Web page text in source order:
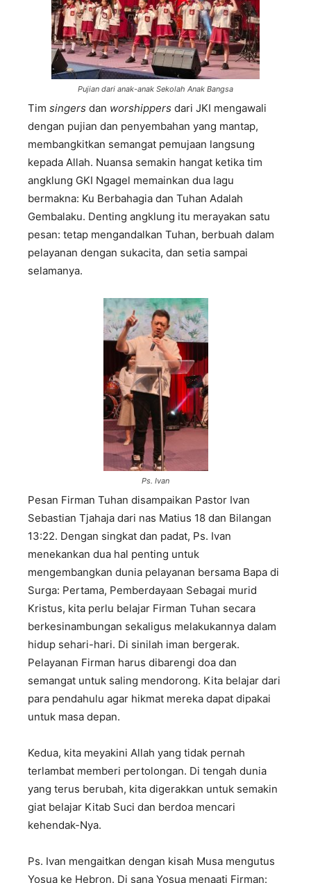
Pujian dari anak-anak Sekolah Anak Bangsa
Tim singers dan worshippers dari JKI mengawali
dengan pujian dan penyembahan yang mantap,
membangkitkan semangat pemujaan langsung
kepada Allah. Nuansa semakin hangat ketika tim
angklung GKI Ngagel memainkan dua lagu
bermakna: Ku Berbahagia dan Tuhan Adalah
Gembalaku. Denting angklung itu merayakan satu
pesan: tetap mengandalkan Tuhan, berbuah dalam
pelayanan dengan sukacita, dan setia sampai
selamanya.
Ps. Ivan
Pesan Firman Tuhan disampaikan Pastor Ivan
Sebastian Tjahaja dari nas Matius 18 dan Bilangan
13:22. Dengan singkat dan padat, Ps. Ivan
menekankan dua hal penting untuk
mengembangkan dunia pelayanan bersama Bapa di
Surga: Pertama, Pemberdayaan Sebagai murid
Kristus, kita perlu belajar Firman Tuhan secara
berkesinambungan sekaligus melakukannya dalam
hidup sehari-hari. Di sinilah iman bergerak.
Pelayanan Firman harus dibarengi doa dan
semangat untuk saling mendorong. Kita belajar dari
para pendahulu agar hikmat mereka dapat dipakai
untuk masa depan.
Kedua, kita meyakini Allah yang tidak pernah
terlambat memberi pertolongan. Di tengah dunia
yang terus berubah, kita digerakkan untuk semakin
giat belajar Kitab Suci dan berdoa mencari
kehendak-Nya.
Ps. Ivan mengaitkan dengan kisah Musa mengutus
Yosua ke Hebron. Di sana Yosua menaati Firman: